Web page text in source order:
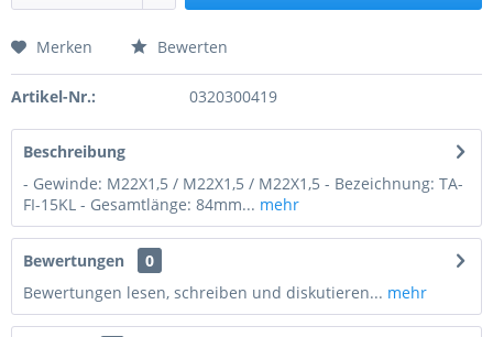
Preis anfragen
Merken Bewerten
Artikel-Nr.: 0320300419
Beschreibung
- Gewinde: M22X1,5 / M22X1,5 / M22X1,5 - Bezeichnung: TA-
FI-15KL - Gesamtlänge: 84mm... mehr
Bewertungen
0
Bewertungen lesen, schreiben und diskutieren... mehr